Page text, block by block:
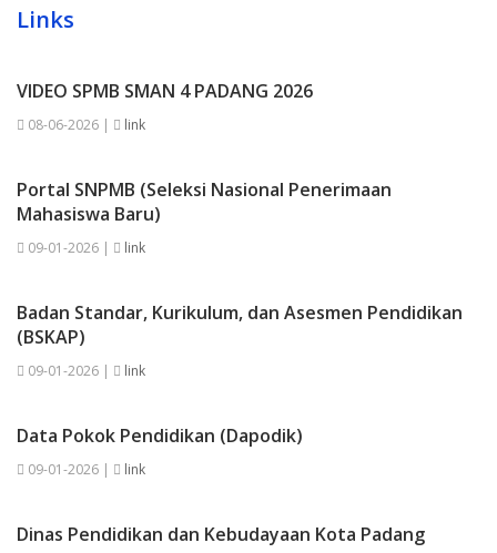
Links
VIDEO SPMB SMAN 4 PADANG 2026
08-06-2026 | link
Portal SNPMB (Seleksi Nasional Penerimaan
Mahasiswa Baru)
09-01-2026 | link
Badan Standar, Kurikulum, dan Asesmen Pendidikan
(BSKAP)
09-01-2026 | link
Data Pokok Pendidikan (Dapodik)
09-01-2026 | link
Dinas Pendidikan dan Kebudayaan Kota Padang